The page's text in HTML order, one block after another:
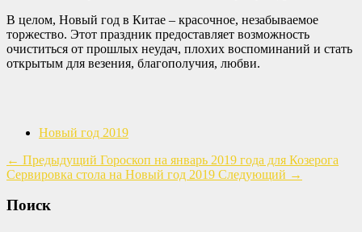
В целом, Новый год в Китае – красочное, незабываемое
торжество. Этот праздник предоставляет возможность
очиститься от прошлых неудач, плохих воспоминаний и стать
открытым для везения, благополучия, любви.
Новый год 2019
← Предыдущий Гороскоп на январь 2019 года для Козерога
Сервировка стола на Новый год 2019 Следующий →
Поиск